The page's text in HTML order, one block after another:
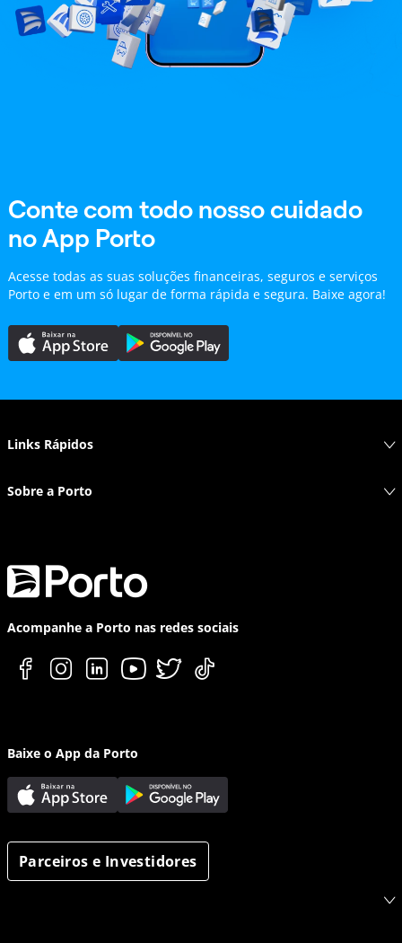
Conte com todo nosso cuidado
no App Porto
Acesse todas as suas soluções financeiras, seguros e serviços
Porto e em um só lugar de forma rápida e segura. Baixe agora!
Links Rápidos
Sobre a Porto
Acompanhe a Porto nas redes sociais
Baixe o App da Porto
Parceiros e Investidores